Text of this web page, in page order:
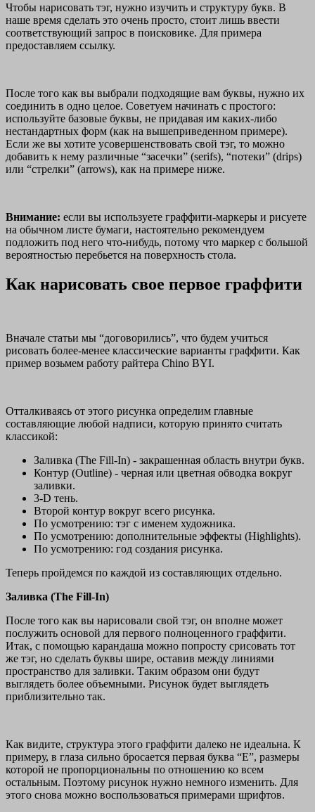
Чтобы нарисовать тэг, нужно изучить и структуру букв. В
наше время сделать это очень просто, стоит лишь ввести
соответствующий запрос в поисковике. Для примера
предоставляем ссылку.
После того как вы выбрали подходящие вам буквы, нужно их
соединить в одно целое. Советуем начинать с простого:
используйте базовые буквы, не придавая им каких-либо
нестандартных форм (как на вышеприведенном примере).
Если же вы хотите усовершенствовать свой тэг, то можно
добавить к нему различные “засечки” (serifs), “потеки” (drips)
или “стрелки” (arrows), как на примере ниже.
Внимание: если вы используете граффити-маркеры и рисуете
на обычном листе бумаги, настоятельно рекомендуем
подложить под него что-нибудь, потому что маркер с большой
вероятностью перебьется на поверхность стола.
Как нарисовать свое первое граффити
Вначале статьи мы “договорились”, что будем учиться
рисовать более-менее классические варианты граффити. Как
пример возьмем работу райтера Chino BYI.
Отталкиваясь от этого рисунка определим главные
составляющие любой надписи, которую принято считать
классикой:
Заливка (The Fill-In) - закрашенная область внутри букв.
Контур (Outline) - черная или цветная обводка вокруг
заливки.
3-D тень.
Второй контур вокруг всего рисунка.
По усмотрению: тэг с именем художника.
По усмотрению: дополнительные эффекты (Highlights).
По усмотрению: год создания рисунка.
Теперь пройдемся по каждой из составляющих отдельно.
Заливка (The Fill-In)
После того как вы нарисовали свой тэг, он вполне может
послужить основой для первого полноценного граффити.
Итак, с помощью карандаша можно попросту срисовать тот
же тэг, но сделать буквы шире, оставив между линиями
пространство для заливки. Таким образом они будут
выглядеть более объемными. Рисунок будет выглядеть
приблизительно так.
Как видите, структура этого граффити далеко не идеальна. К
примеру, в глаза сильно бросается первая буква “E”, размеры
которой не пропорциональны по отношению ко всем
остальным. Поэтому рисунок нужно немного изменить. Для
этого снова можно воспользоваться примерами шрифтов.